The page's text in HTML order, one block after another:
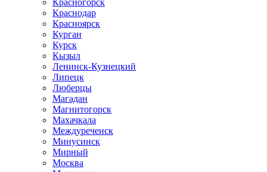
Краснодар
Красноярск
Курган
Курск
Кызыл
Ленинск-Кузнецкий
Липецк
Люберцы
Магадан
Магнитогорск
Махачкала
Междуреченск
Минусинск
Мирный
Москва